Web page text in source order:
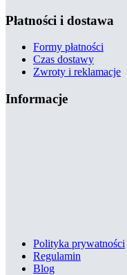
Płatności i dostawa
Formy płatności
Czas dostawy
Zwroty i reklamacje
Informacje
Polityka prywatności
Regulamin
Blog